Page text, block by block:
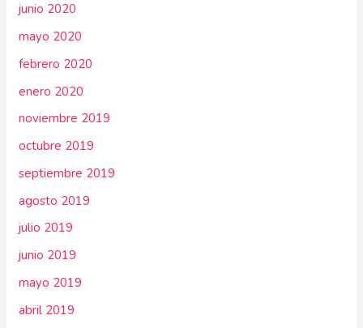
junio 2020
mayo 2020
febrero 2020
enero 2020
noviembre 2019
octubre 2019
septiembre 2019
agosto 2019
julio 2019
junio 2019
mayo 2019
abril 2019